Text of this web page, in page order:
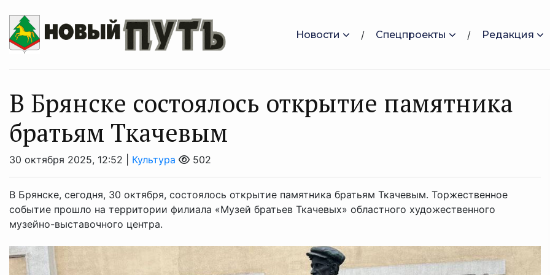
Новости Спецпроекты Редакция
В Брянске состоялось открытие памятника
братьям Ткачевым
30 октября 2025, 12:52 | Культура 502
В Брянске, сегодня, 30 октября, состоялось открытие памятника братьям Ткачевым. Торжественное
событие прошло на территории филиала «Музей братьев Ткачевых» областного художественного
музейно-выставочного центра.